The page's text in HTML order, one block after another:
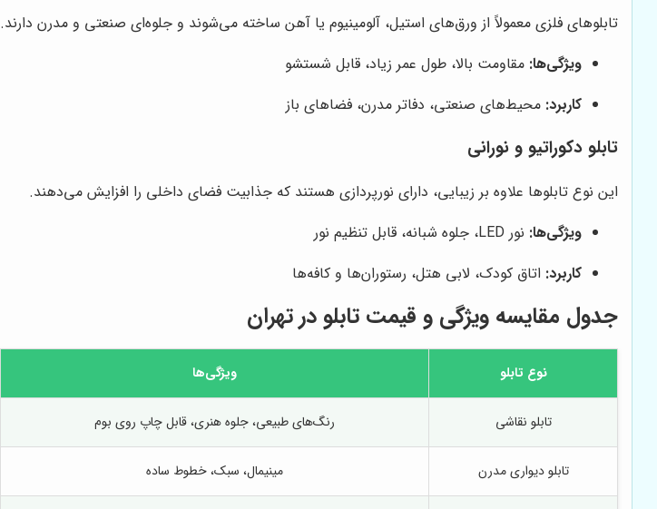
تابلوهای فلزی معمولاً از ورق‌های استیل، آلومینیوم یا آهن ساخته می‌شوند و جلوه‌ای صنعتی و مدرن دارند.
ویژگی‌ها: مقاومت بالا، طول عمر زیاد، قابل شستشو
کاربرد: محیط‌های صنعتی، دفاتر مدرن، فضاهای باز
تابلو دکوراتیو و نورانی
این نوع تابلوها علاوه بر زیبایی، دارای نورپردازی هستند که جذابیت فضای داخلی را افزایش می‌دهند.
ویژگی‌ها: نور LED، جلوه شبانه، قابل تنظیم نور
کاربرد: اتاق کودک، لابی هتل، رستوران‌ها و کافه‌ها
جدول مقایسه ویژگی و قیمت تابلو در تهران
نوع تابلو ویژگی‌ها
تابلو نقاشی رنگ‌های طبیعی، جلوه هنری، قابل چاپ روی بوم
تابلو دیواری مدرن مینیمال، سبک، خطوط ساده